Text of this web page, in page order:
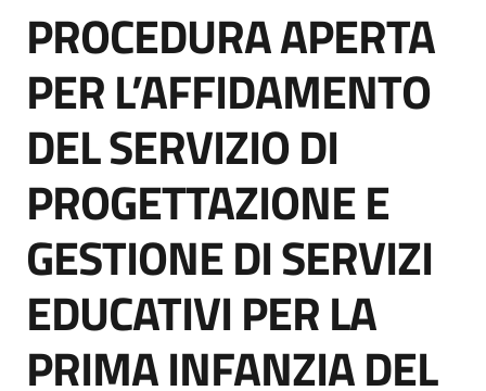
di
acquisto
Supporto
Piattaforme
telematiche
Salta al contenuto
PROCEDURA APERTA
PER L’AFFIDAMENTO
DEL SERVIZIO DI
PROGETTAZIONE E
GESTIONE DI SERVIZI
EDUCATIVI PER LA
PRIMA INFANZIA DEL